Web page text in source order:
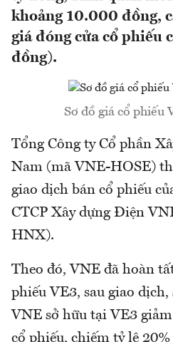
khoảng 10.000 đồng,
giá đóng cửa cổ phiếu
đồng).
Sơ đồ giá cổ phiếu
Tổng Công ty Cổ phần
Nam (mã VNE-HOSE)
giao dịch bán cổ phiếu
CTCP Xây dựng Điện
HNX).
Theo đó, VNE đã hoàn
phiếu VE3, sau giao
VNE sở hữu tại VE3
cổ phiếu, chiếm tỷ lệ